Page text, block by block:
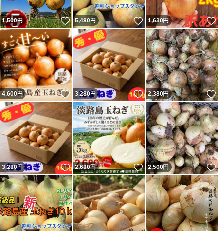
1,500円 いいね！
5,480円 いいね！
1,630円
4,600円 いいね！
3,280円 いいね！
2,380円
3,280円 いいね！
2,680円 いいね！
2,500円